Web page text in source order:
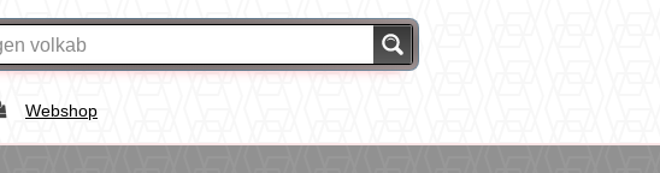
Webshop